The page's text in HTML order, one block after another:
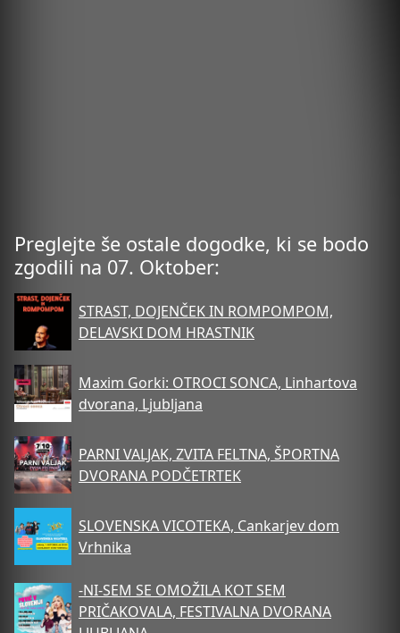
Preglejte še ostale dogodke, ki se bodo
zgodili na 07. Oktober:
STRAST, DOJENČEK IN ROMPOMPOM,
DELAVSKI DOM HRASTNIK
Maxim Gorki: OTROCI SONCA, Linhartova
dvorana, Ljubljana
PARNI VALJAK, ZVITA FELTNA, ŠPORTNA
DVORANA PODČETRTEK
SLOVENSKA VICOTEKA, Cankarjev dom
Vrhnika
-NI-SEM SE OMOŽILA KOT SEM
PRIČAKOVALA, FESTIVALNA DVORANA